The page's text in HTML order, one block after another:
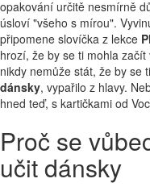
opakování určitě nesmírně
úsloví "všeho s mírou".
připomene slovíčka z lekce
hrozí, že by se ti mohla začít
nikdy nemůže stát, že by se
dánsky, vypařilo z hlavy.
hned teď, s kartičkami od
Proč se
učit dánsky